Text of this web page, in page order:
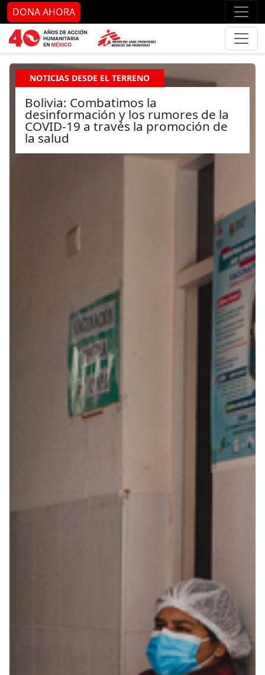
Ir al contenido principal Ir
DONA AHORA
NOTICIAS DESDE EL TERRENO
Bolivia: Combatimos la
desinformación y los rumores de la
COVID-19 a través la promoción de
la salud